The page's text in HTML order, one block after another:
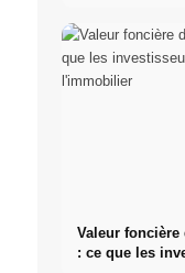
Valeur foncière
: ce que les